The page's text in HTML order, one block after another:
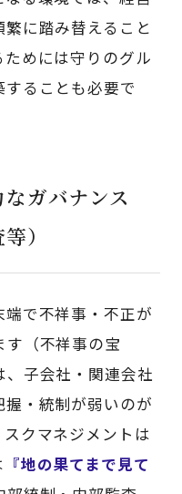
に踏み替えること
めには守りのグル
ることも必要で
ガバナンス
）
で不祥事・不正が
す（不祥事の宝
子会社・関連会社
握・統制が弱いのが
クマネジメントは
『地の果てまで見て